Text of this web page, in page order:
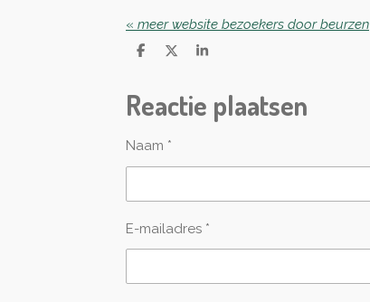
« meer website bezoekers door beurzen
D
e
n
D
S
e
Reactie plaatsen
Naam *
E-mailadres *